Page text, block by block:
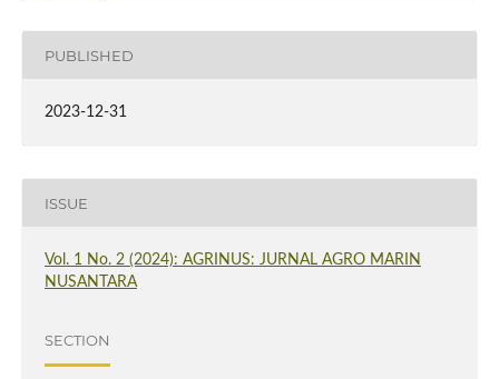
PUBLISHED
2023-12-31
ISSUE
Vol. 1 No. 2 (2024): AGRINUS: JURNAL AGRO MARIN
NUSANTARA
SECTION